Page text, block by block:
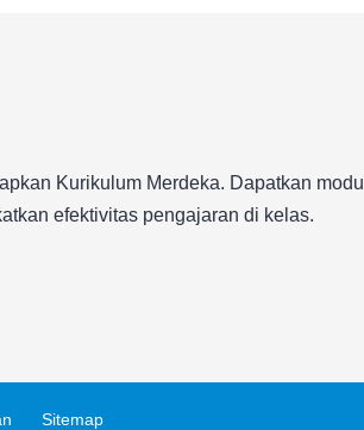
Kurikulum Merdeka. Dapatkan modul
efektivitas pengajaran di kelas.
Sitemap